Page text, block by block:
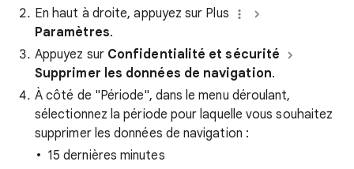
En haut à droite, appuyez sur Plus
Paramètres.
Appuyez sur Confidentialité et sécurité
Supprimer les données de navigation.
À côté de "Période", dans le menu déroulant,
sélectionnez la période pour laquelle vous souhaitez
supprimer les données de navigation :
15 dernières minutes